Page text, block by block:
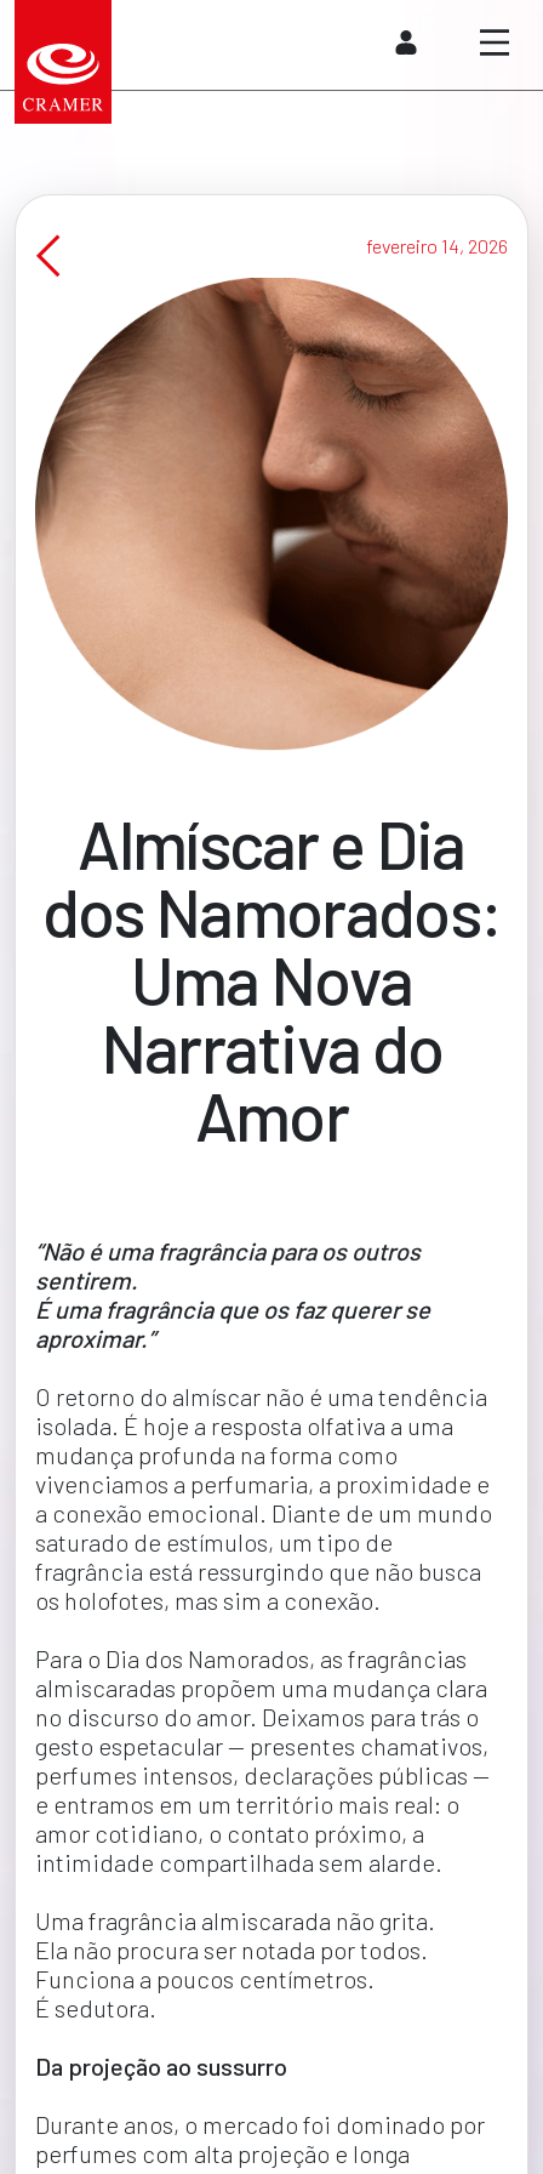
fevereiro 14, 2026
Almíscar e Dia
dos Namorados:
Uma Nova
Narrativa do
Amor
“Não é uma fragrância para os outros
sentirem.
É uma fragrância que os faz querer se
aproximar.”
O retorno do almíscar não é uma tendência
isolada. É hoje a resposta olfativa a uma
mudança profunda na forma como
vivenciamos a perfumaria, a proximidade e
a conexão emocional. Diante de um mundo
saturado de estímulos, um tipo de
fragrância está ressurgindo que não busca
os holofotes, mas sim a conexão.
Para o Dia dos Namorados, as fragrâncias
almiscaradas propõem uma mudança clara
no discurso do amor. Deixamos para trás o
gesto espetacular — presentes chamativos,
perfumes intensos, declarações públicas —
e entramos em um território mais real: o
amor cotidiano, o contato próximo, a
intimidade compartilhada sem alarde.
Uma fragrância almiscarada não grita.
Ela não procura ser notada por todos.
Funciona a poucos centímetros.
É sedutora.
Da projeção ao sussurro
Durante anos, o mercado foi dominado por
perfumes com alta projeção e longa